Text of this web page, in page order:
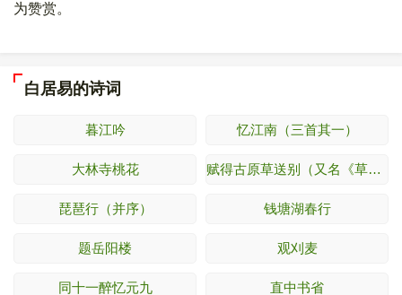
为赞赏。
白居易的诗词
暮江吟 忆江南（三首其一）
大林寺桃花 赋得古原草送别（又名《草》）
琵琶行（并序） 钱塘湖春行
题岳阳楼 观刈麦
同十一醉忆元九 直中书省